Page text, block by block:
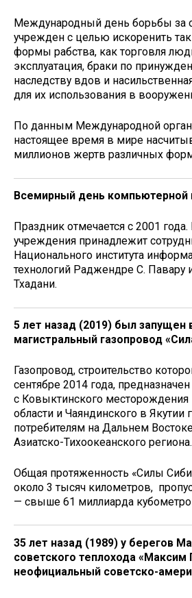
Международный день борьбы за
учрежден с целью искоренить
формы рабства, как торговля
эксплуатация, браки по
наследству вдов и
для их использования в
По данным Международной
настоящее время в мире
миллионов жертв различных
Всемирный день компьютерной
Праздник отмечается с 2001
учреждения принадлежит
Национального института
технологий Раджендре С.
Тхадани.
5 лет назад (2019) был запущен
магистральный газопровод
Газопровод, строительство
сентябре 2014 года,
с Ковыктинского месторождения
области и Чаяндинского в Якутии
потребителям на Дальнем
Азиатско-Тихоокеанского региона.
Общая протяженность «Силы
около 3 тысяч километров,
— свыше 61 миллиарда
35 лет назад (1989) у берегов
советского теплохода «Максим
неофициальный советско-